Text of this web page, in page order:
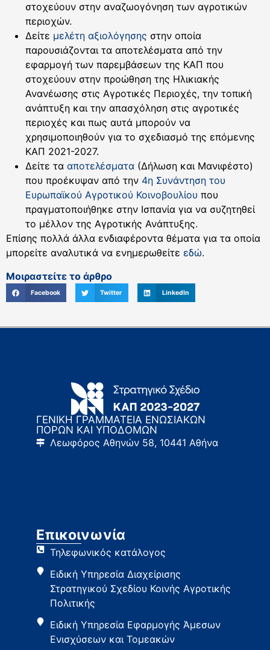
στοχεύουν στην αναζωογόνηση των αγροτικών
περιοχών.
Δείτε μελέτη αξιολόγησης στην οποία
παρουσιάζονται τα αποτελέσματα από την
εφαρμογή των παρεμβάσεων της ΚΑΠ που
στοχεύουν στην προώθηση της Ηλικιακής
Ανανέωσης στις Αγροτικές Περιοχές, την τοπική
ανάπτυξη και την απασχόληση στις αγροτικές
περιοχές και πως αυτά μπορούν να
χρησιμοποιηθούν για το σχεδιασμό της επόμενης
ΚΑΠ 2021-2027.
Δείτε τα αποτελέσματα (Δήλωση και Μανιφέστο)
που προέκυψαν από την 4η Συνάντηση του
Ευρωπαϊκού Αγροτικού Κοινοβουλίου που
πραγματοποιήθηκε στην Ισπανία για να συζητηθεί
το μέλλον της Αγροτικής Ανάπτυξης.
Επίσης πολλά άλλα ενδιαφέροντα θέματα για τα οποία
μπορείτε αναλυτικά να ενημερωθείτε εδώ.
Μοιραστείτε το άρθρο
Facebook Twitter LinkedIn
ΓΕΝΙΚΗ ΓΡΑΜΜΑΤΕΙΑ ΕΝΩΣΙΑΚΩΝ
ΠΟΡΩΝ ΚΑΙ ΥΠΟΔΟΜΩΝ
Λεωφόρος Αθηνών 58, 10441 Αθήνα
Επικοινωνία
Τηλεφωνικός κατάλογος
Ειδική Υπηρεσία Διαχείρισης
Στρατηγικού Σχεδίου Κοινής Αγροτικής
Πολιτικής
Ειδική Υπηρεσία Εφαρμογής Άμεσων
Ενισχύσεων και Τομεακών